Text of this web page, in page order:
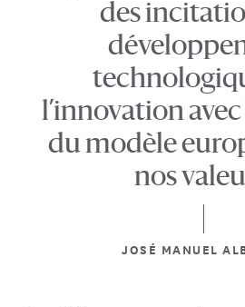
des
l’innovation
du modèle
nos
JOSÉ MANUEL